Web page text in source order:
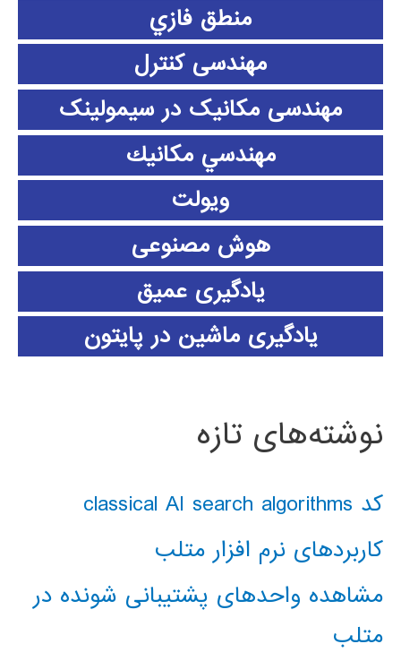
منطق فازي
مهندسی کنترل
مهندسی مکانیک در سیمولینک
مهندسي مكانيك
ویولت
هوش مصنوعی
یادگیری عمیق
یادگیری ماشین در پایتون
نوشته‌های تازه
کد classical AI search algorithms
کاربردهای نرم افزار متلب
مشاهده واحدهای پشتیبانی شونده در
متلب